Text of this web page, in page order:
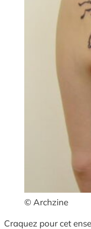
© Archzine
Craquez pour cet